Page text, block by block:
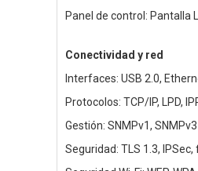
Panel de control: Pantalla
Conectividad y red
Interfaces: USB 2.0,
Protocolos: TCP/IP, LPD,
Gestión: SNMPv1,
Seguridad: TLS 1.3, IPSec,